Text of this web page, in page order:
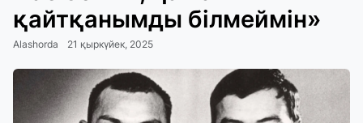
қайтқанымды бiлмеймiн»
Alashorda 21 қыркүйек, 2025